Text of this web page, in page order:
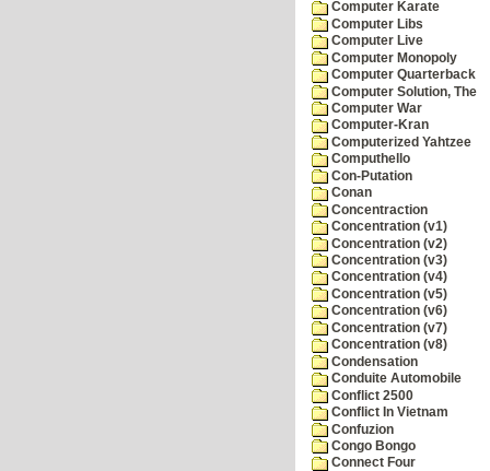
Computer Karate
Computer Libs
Computer Live
Computer Monopoly
Computer Quarterback
Computer Solution, The
Computer War
Computer-Kran
Computerized Yahtzee
Computhello
Con-Putation
Conan
Concentraction
Concentration (v1)
Concentration (v2)
Concentration (v3)
Concentration (v4)
Concentration (v5)
Concentration (v6)
Concentration (v7)
Concentration (v8)
Condensation
Conduite Automobile
Conflict 2500
Conflict In Vietnam
Confuzion
Congo Bongo
Connect Four